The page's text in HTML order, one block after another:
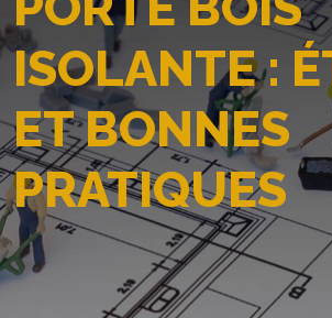
ISOLANTE :
ET BONNES
PRATIQUES